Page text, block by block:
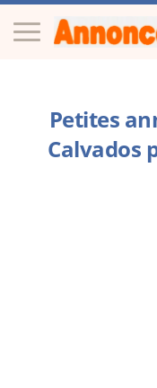
Petites
Calvados